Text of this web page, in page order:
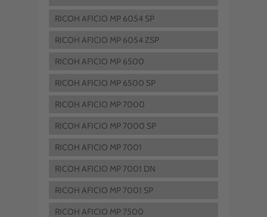
RICOH AFICIO MP 6054 SP
RICOH AFICIO MP 6054 ZSP
RICOH AFICIO MP 6500
RICOH AFICIO MP 6500 SP
RICOH AFICIO MP 7000
RICOH AFICIO MP 7000 SP
RICOH AFICIO MP 7001
RICOH AFICIO MP 7001 DN
RICOH AFICIO MP 7001 SP
RICOH AFICIO MP 7500